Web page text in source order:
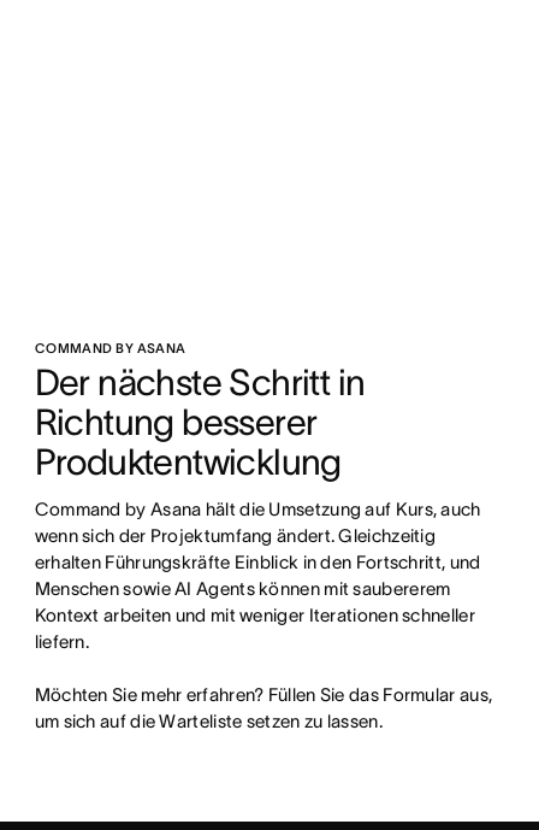
COMMAND BY ASANA
Der nächste Schritt in
Richtung besserer
Produktentwicklung
Command by Asana hält die Umsetzung auf Kurs, auch
wenn sich der Projektumfang ändert. Gleichzeitig
erhalten Führungskräfte Einblick in den Fortschritt, und
Menschen sowie AI Agents können mit saubererem
Kontext arbeiten und mit weniger Iterationen schneller
liefern.
Möchten Sie mehr erfahren? Füllen Sie das Formular aus,
um sich auf die Warteliste setzen zu lassen.